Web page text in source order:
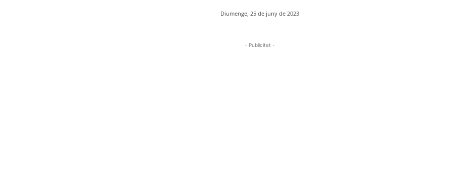
Diumenge, 25 de juny de 2023
- Publicitat -